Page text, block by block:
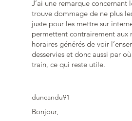
J’ai une remarque concernant
trouve dommage de ne plus
juste pour les mettre sur
permettent contrairement aux
horaires générés de voir
desservies et donc aussi par
train, ce qui reste utile.
duncandu91
Bonjour,